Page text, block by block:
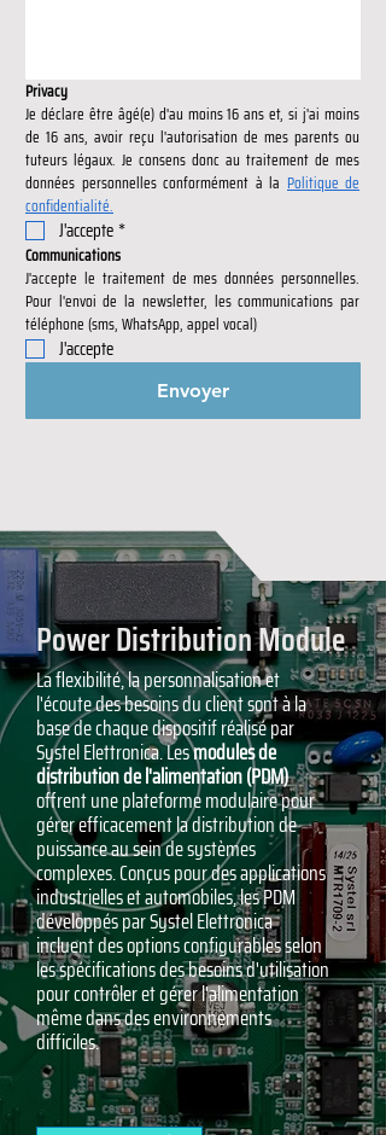
Privacy
Je déclare être âgé(e) d'au moins 16 ans et, si j'ai moins
de 16 ans, avoir reçu l'autorisation de mes parents ou
tuteurs légaux. Je consens donc au traitement de mes
données personnelles conformément à la Politique de
confidentialité.
J'accepte *
Communications
J'accepte le traitement de mes données personnelles.
Pour l'envoi de la newsletter, les communications par
téléphone (sms, WhatsApp, appel vocal)
J'accepte
Envoyer
Power Distribution Module
La flexibilité, la personnalisation et
l'écoute des besoins du client sont à la
base de chaque dispositif réalisé par
Systel Elettronica. Lesmodules de
distribution de l'alimentation (PDM)
offrent une plateforme modulaire pour
gérer efficacement la distribution de
puissance au sein de systèmes
complexes. Conçus pour des applications
industrielles et automobiles, les PDM
développés par Systel Elettronica
incluent des options configurables selon
les spécifications des besoins d'utilisation
pour contrôler et gérer l'alimentation
même dans des environnements
difficiles.